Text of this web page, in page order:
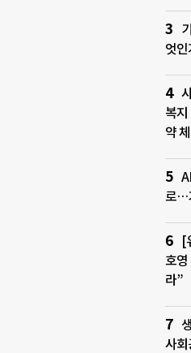
엇
복지
약
로…
[
호영
라”
사회